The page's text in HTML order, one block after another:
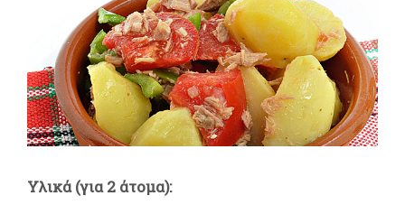
Υλικά (για 2 άτομα):